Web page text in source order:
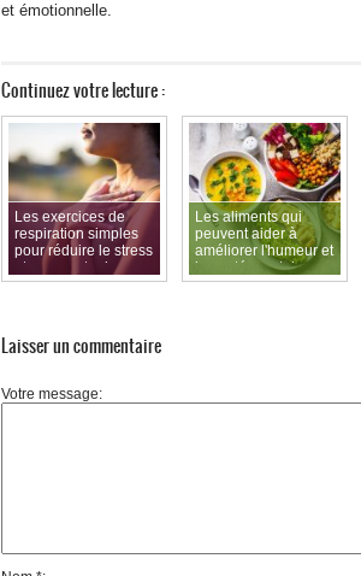
et émotionnelle.
Continuez votre lecture :
Les exercices de
respiration simples
pour réduire le stress
et augmenter la
concentration
Les aliments qui
peuvent aider à
améliorer l'humeur et
la santé mentale
Laisser un commentaire
Votre message